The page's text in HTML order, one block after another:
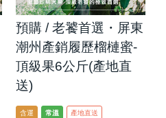
預購 / 老饕首選・屏東
潮州產銷履歷榴槤蜜-
頂級果6公斤(產地直
送)
含運 常溫 產地直送